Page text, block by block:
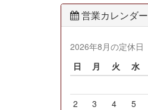
営業カレンダー
2026年8月の定休日
日
月 火 水
2
3 4 5